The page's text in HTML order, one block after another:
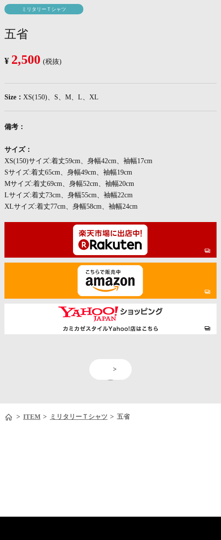
ミリタリーＴシャツ
五省
¥ 2,500 (税抜)
Size： XS(150)、S、M、L、XL
備考：
サイズ：
XS(150)サイズ:着丈59cm、身幅42cm、袖幅17cm
Sサイズ:着丈65cm、身幅49cm、袖幅19cm
Mサイズ:着丈69cm、身幅52cm、袖幅20cm
Lサイズ:着丈73cm、身幅55cm、袖幅22cm
XLサイズ:着丈77cm、身幅58cm、袖幅24cm
>
> ITEM > ミリタリーＴシャツ > 五省